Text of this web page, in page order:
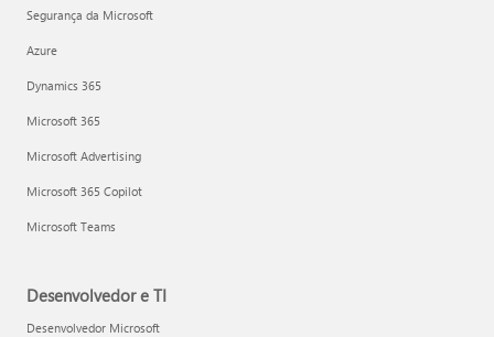
Segurança da Microsoft
Azure
Dynamics 365
Microsoft 365
Microsoft Advertising
Microsoft 365 Copilot
Microsoft Teams
Desenvolvedor e TI
Desenvolvedor Microsoft